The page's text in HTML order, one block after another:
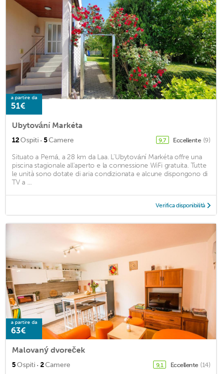
a partire da
51€
Ubytování Markéta
12Ospiti · 5Camere 9,7 Eccellente (9)
Situato a Perná, a 28 km da Laa. L'Ubytování Markéta offre una
piscina stagionale all'aperto e la connessione WiFi gratuita. Tutte
le unità sono dotate di aria condizionata e alcune dispongono di
TV a ...
Verifica disponibilità
a partire da
63€
Malovaný dvoreček
5Ospiti · 2Camere 9,1 Eccellente (14)